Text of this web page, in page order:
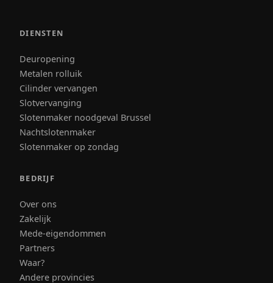
DIENSTEN
Deuropening
Metalen rolluik
Cilinder vervangen
Slotvervanging
Slotenmaker noodgeval Brussel
Nachtslotenmaker
Slotenmaker op zondag
BEDRIJF
Over ons
Zakelijk
Mede-eigendommen
Partners
Waar?
Andere provincies